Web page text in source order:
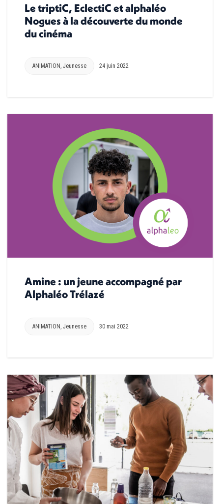
Le triptiC, EclectiC et alphaléo
Nogues à la découverte du monde
du cinéma
ANIMATION Jeunesse 24 juin 2022
Amine : un jeune accompagné par
Alphaléo Trélazé
ANIMATION , Jeunesse 30 mai 2022